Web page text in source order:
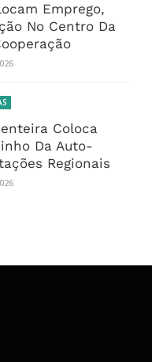
Emprego,
No Centro Da
Coloca
Da Auto-
Regionais